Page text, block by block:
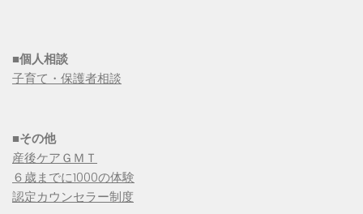
■個人相談
子育て・保護者相談
■その他
産後ケアＧＭＴ
６歳までに1000の体験
認定カウンセラー制度